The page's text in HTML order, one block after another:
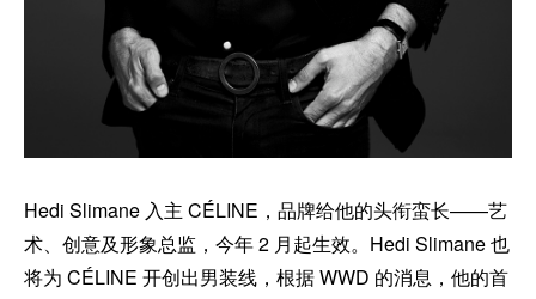
Hedi Slimane 入主 CÉLINE，品牌给他的头衔蛮长——艺
术、创意及形象总监，今年 2 月起生效。Hedi Slimane 也
将为 CÉLINE 开创出男装线，根据 WWD 的消息，他的首